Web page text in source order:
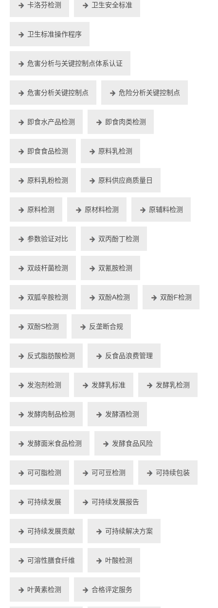
卡洛芬检测 卫生安全标准
卫生标准操作程序
危害分析与关键控制点体系认证
危害分析关键控制点 危险分析关键控制点
即食水产品检测 即食肉类检测
即食食品检测 原料乳检测
原料乳粉检测 原料供应商质量日
原料检测 原材料检测 原辅料检测
参数验证对比 双丙酚丁检测
双歧杆菌检测 双氰胺检测
双胍辛胺检测 双酚A检测 双酚F检测
双酚S检测 反垄断合规
反式脂肪酸检测 反食品浪费管理
发泡剂检测 发酵乳标准 发酵乳检测
发酵肉制品检测 发酵酒检测
发酵面米食品检测 发酵食品风险
可可脂检测 可可豆检测 可持续包装
可持续发展 可持续发展报告
可持续发展贡献 可持续解决方案
可溶性膳食纤维 叶酸检测
叶黄素检测 合格评定服务